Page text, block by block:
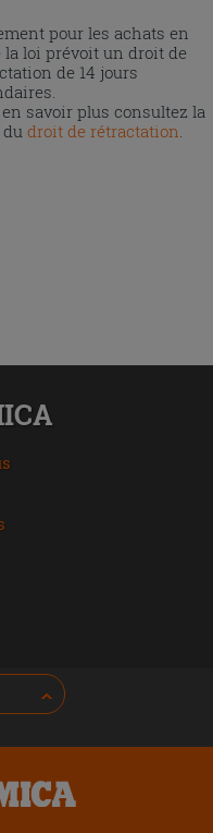
pour les achats en
la loi prévoit un droit de
de 14 jours
en savoir plus consultez la
dudroit de rétractation.